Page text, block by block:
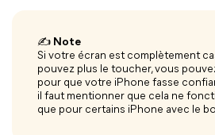
✍ Note
Si votre écran est complètement
pouvez plus le toucher, vous
pour que votre iPhone fasse
il faut mentionner que cela ne
que pour certains iPhone avec le